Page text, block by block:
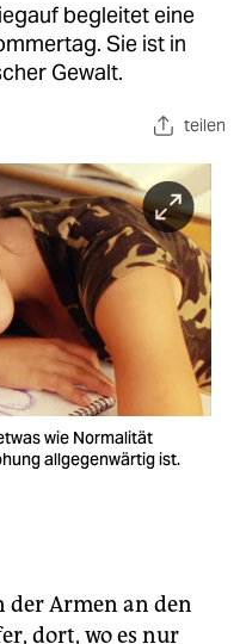
begleitet eine
Sie ist in
Gewalt.
teilen
wie Normalität
allgegenwärtig ist.
Armen an den
dort, wo es nur